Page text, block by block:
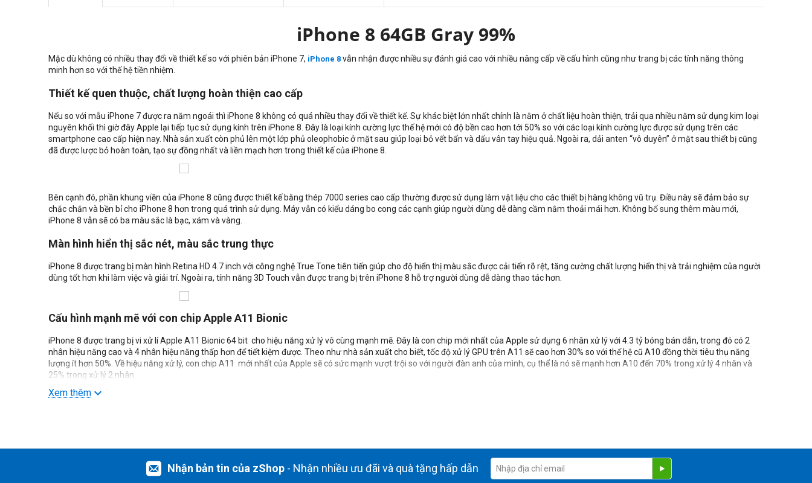
iPhone 8 64GB Gray 99%
Mặc dù không có nhiều thay đổi về thiết kế so với phiên bản iPhone 7, iPhone 8 vẫn nhận được nhiều sự đánh giá cao với nhiều nâng cấp về cấu hình cũng như trang bị các tính năng thông
minh hơn so với thế hệ tiền nhiệm.
Thiết kế quen thuộc, chất lượng hoàn thiện cao cấp
Nếu so với mẫu iPhone 7 được ra năm ngoái thì iPhone 8 không có quá nhiều thay đổi về thiết kế. Sự khác biệt lớn nhất chính là nằm ở chất liệu hoàn thiện, trải qua nhiều năm sử dụng kim loại
nguyên khối thì giờ đây Apple lại tiếp tục sử dụng kính trên iPhone 8. Đây là loại kính cường lực thế hệ mới có độ bền cao hơn tới 50% so với các loại kính cường lực được sử dụng trên các
smartphone cao cấp hiện nay. Nhà sản xuất còn phủ lên một lớp phủ oleophobic ở mặt sau giúp loại bỏ vết bẩn và dấu vân tay hiệu quả. Ngoài ra, dải anten “vô duyên” ở mặt sau thiết bị cũng
đã được lược bỏ hoàn toàn, tạo sự đồng nhất và liền mạch hơn trong thiết kế của iPhone 8.
Bên cạnh đó, phần khung viền của iPhone 8 cũng được thiết kế bằng thép 7000 series cao cấp thường được sử dụng làm vật liệu cho các thiết bị hàng không vũ trụ. Điều này sẽ đảm bảo sự
chắc chắn và bền bỉ cho iPhone 8 hơn trong quá trình sử dụng. Máy vẫn có kiểu dáng bo cong các cạnh giúp người dùng dễ dàng cầm nắm thoải mái hơn. Không bổ sung thêm màu mới,
iPhone 8 vẫn sẽ có ba màu sắc là bạc, xám và vàng.
Màn hình hiển thị sắc nét, màu sắc trung thực
iPhone 8 được trang bị màn hình Retina HD 4.7 inch với công nghệ True Tone tiên tiến giúp cho độ hiển thị màu sắc được cải tiến rõ rệt, tăng cường chất lượng hiển thị và trải nghiệm của người
dùng tốt hơn khi làm việc và giải trí. Ngoài ra, tính năng 3D Touch vẫn được trang bị trên iPhone 8 hỗ trợ người dùng dễ dàng thao tác hơn.
Cấu hình mạnh mẽ với con chip Apple A11 Bionic
iPhone 8 được trang bị vi xử lí Apple A11 Bionic 64 bit cho hiệu năng xử lý vô cùng mạnh mẽ. Đây là con chip mới nhất của Apple sử dụng 6 nhân xử lý với 4.3 tỷ bóng bán dẫn, trong đó có 2
nhân hiệu năng cao và 4 nhân hiệu năng thấp hơn để tiết kiệm được. Theo như nhà sản xuất cho biết, tốc độ xử lý GPU trên A11 sẽ cao hơn 30% so với thế hệ cũ A10 đồng thời tiêu thụ năng
lượng ít hơn 50%. Về hiệu năng xử lý, con chip A11 mới nhất của Apple sẽ có sức mạnh vượt trội so với người đàn anh của mình, cụ thể là nó sẽ mạnh hơn A10 đến 70% trong xử lý 4 nhân và
25% trong xử lý 2 nhân.
nâng cấp phần mềm giúp cải thiện tốc độ chụp ảnh trên iPhone nhanh hơn và chất lượng hơn so với thế hệ trước. Máy cũng được tích hợp tính năng chống rung quang học OIS hỗ trợ ổn định
hình ảnh, đảm bảo chất lượng hình luôn được tốt nhất ngay cả khi chụp hình trong điều kiện rung lắc mạnh. Khả năng quay video trên iPhone 8 cũng rất ấn tượng, máy có thể quay video ở độ
phân giải 4K 60 fps và độ phân giải Full HD 240 fps.
Xem thêm
Nhận bản tin của zShop - Nhận nhiều ưu đãi và quà tặng hấp dẫn